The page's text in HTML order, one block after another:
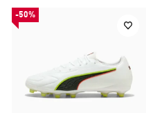
-50%